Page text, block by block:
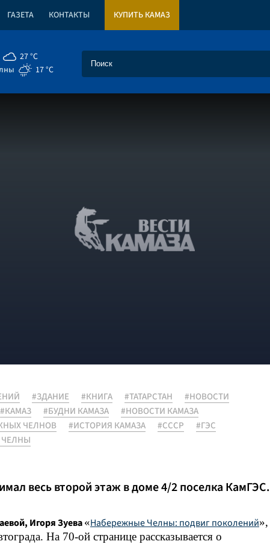
ГАЗЕТА КОНТАКТЫ КУПИТЬ КАМАЗ
27 °C
17 °C
#ЗДАНИЕ #КНИГА #ТАТАРСТАН
#НОВОСТИ
#КАМАЗ #БУДНИ КАМАЗА
#НОВОСТИ КАМАЗА
ЧЕЛНОВ #ИСТОРИЯ КАМАЗА #СССР
#ГЭС
весь второй этаж в доме 4/2 поселка КамГЭС.
Игоря Зуева«Набережные Челны: подвиг поколений»,
На 70-ой странице рассказывается о